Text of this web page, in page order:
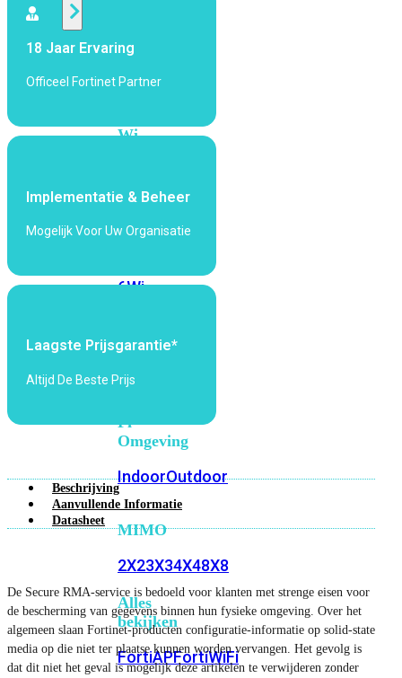
Access
Points
Wi-
Wi-
Fi
6Wi-
Fi
Fi
Omgeving
IndoorOutdoor
MIMO
2X23X34X48X8
Alles
bekijken
FortiAPFortiWiFi
18 Jaar Ervaring
Officeel Fortinet Partner
Implementatie & Beheer
Mogelijk Voor Uw Organisatie
Laagste Prijsgarantie*
Altijd De Beste Prijs
Beschrijving
Aanvullende Informatie
Datasheet
De Secure RMA-service is bedoeld voor klanten met strenge eisen voor
de bescherming van gegevens binnen hun fysieke omgeving. Over het
algemeen slaan Fortinet-producten configuratie-informatie op solid-state
media op die niet ter plaatse kunnen worden vervangen. Het gevolg is
dat dit niet het geval is mogelijk deze artikelen te verwijderen zonder